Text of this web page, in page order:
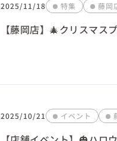
2025/11/18 特集 藤岡
【藤岡店】🎄クリスマス
2025/10/21 イベント